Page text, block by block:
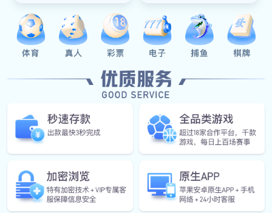
防爆电池，防爆接线盒，采用铜制滚轮，即成为防爆叉车秤规格参
数：最大称重:1t,2t,3t叉齿长度:1220mm叉齿外侧间距：
580mm,715mm叉齿最低离地面高度:80mm叉齿升降行程:120mm
碳钢或不锈钢材质任选
详细信息
产品特点：